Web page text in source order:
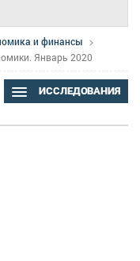
и финансы
Январь 2020
ИССЛЕДОВАНИЯ